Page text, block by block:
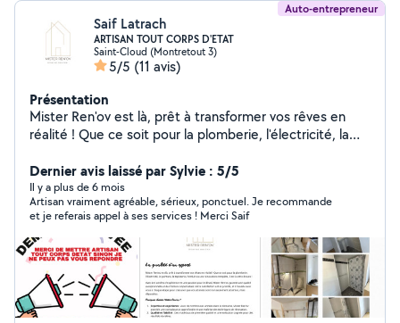
Auto-entrepreneur
Saif Latrach
ARTISAN TOUT CORPS D'ETAT
Saint-Cloud (Montretout 3)
5/5 (11 avis)
Présentation
Mister Ren'ov est là, prêt à transformer vos rêves en
réalité ! Que ce soit pour la plomberie, l'électricité, la
complète, il est à votre écoute ! Avec des années
d'expérience et une passion pour le détail, Mister Ren'ov
garantit une qualité exceptionnelle et des finitions
impeccables. Votre satisfaction est sa priorité, et il
travaille avec vous à chaque étape pour s'assurer que
vos attentes sont non seulement atteintes, mais
dépassées. N'hésitez pas, le changement vous attend !
Contactez Mister Ren'ov dès aujourd'hui et commencez
à donner vie à vos projets les plus ambitieux.
Dernier avis laissé par Sylvie : 5/5
Il y a plus de 6 mois
Artisan vraiment agréable, sérieux, ponctuel. Je recommande
et je referais appel à ses services ! Merci Saif